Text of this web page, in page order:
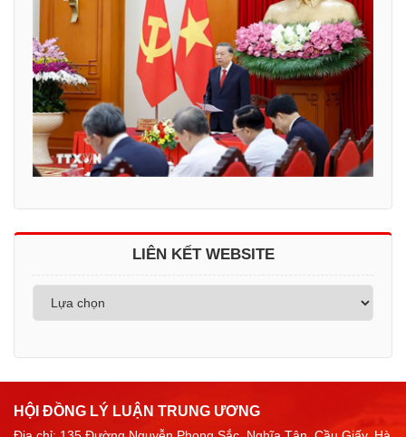
LIÊN KẾT WEBSITE
HỘI ĐỒNG LÝ LUẬN TRUNG ƯƠNG